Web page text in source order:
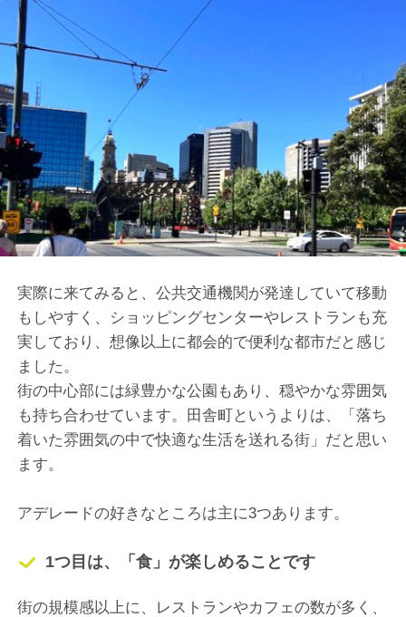
実際に来てみると、公共交通機関が発達していて移動
もしやすく、ショッピングセンターやレストランも充
実しており、想像以上に都会的で便利な都市だと感じ
ました。
街の中心部には緑豊かな公園もあり、穏やかな雰囲気
も持ち合わせています。田舎町というよりは、「落ち
着いた雰囲気の中で快適な生活を送れる街」だと思い
ます。
アデレードの好きなところは主に3つあります。
1つ目は、「食」が楽しめることです
街の規模感以上に、レストランやカフェの数が多く、